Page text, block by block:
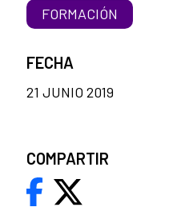
FORMACIÓN
FECHA
21 JUNIO 2019
COMPARTIR